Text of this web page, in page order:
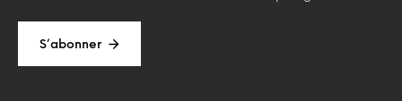
S’abonner